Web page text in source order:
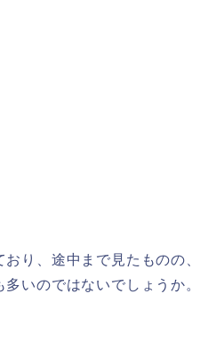
り、途中まで見たものの、
いのではないでしょうか。